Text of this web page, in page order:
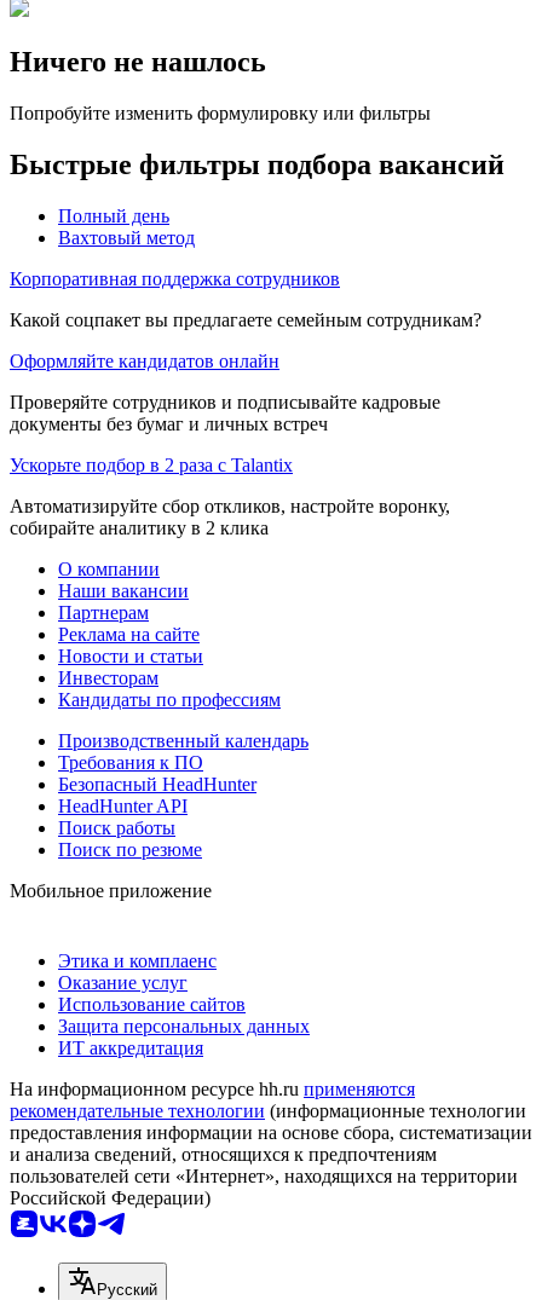
Ничего не нашлось
Попробуйте изменить формулировку или фильтры
Быстрые фильтры подбора вакансий
Полный день
Вахтовый метод
Корпоративная поддержка сотрудников
Какой соцпакет вы предлагаете семейным сотрудникам?
Оформляйте кандидатов онлайн
Проверяйте сотрудников и подписывайте кадровые
документы без бумаг и личных встреч
Ускорьте подбор в 2 раза с Talantix
Автоматизируйте сбор откликов, настройте воронку,
собирайте аналитику в 2 клика
О компании
Наши вакансии
Партнерам
Реклама на сайте
Новости и статьи
Инвесторам
Кандидаты по профессиям
Производственный календарь
Требования к ПО
Безопасный HeadHunter
HeadHunter API
Поиск работы
Поиск по резюме
Мобильное приложение
Этика и комплаенс
Оказание услуг
Использование сайтов
Защита персональных данных
ИТ аккредитация
На информационном ресурсе hh.ru применяются
рекомендательные технологии (информационные технологии
предоставления информации на основе сбора, систематизации
и анализа сведений, относящихся к предпочтениям
пользователей сети «Интернет», находящихся на территории
Российской Федерации)
Русский